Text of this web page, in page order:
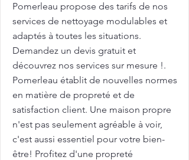
Pomerleau propose des tarifs de nos
services de nettoyage modulables et
adaptés à toutes les situations.
Demandez un devis gratuit et
découvrez nos services sur mesure !.
Pomerleau établit de nouvelles normes
en matière de propreté et de
satisfaction client. Une maison propre
n'est pas seulement agréable à voir,
c'est aussi essentiel pour votre bien-
être! Profitez d'une propreté